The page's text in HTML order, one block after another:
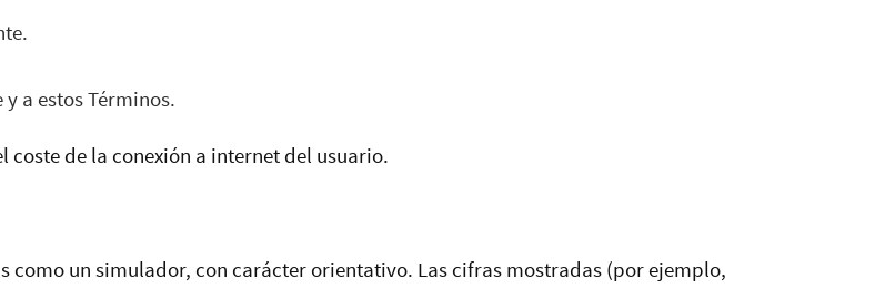
a estos Términos.
de la conexión a internet del usuario.
como un simulador, con carácter orientativo. Las cifras mostradas (por ejemplo,